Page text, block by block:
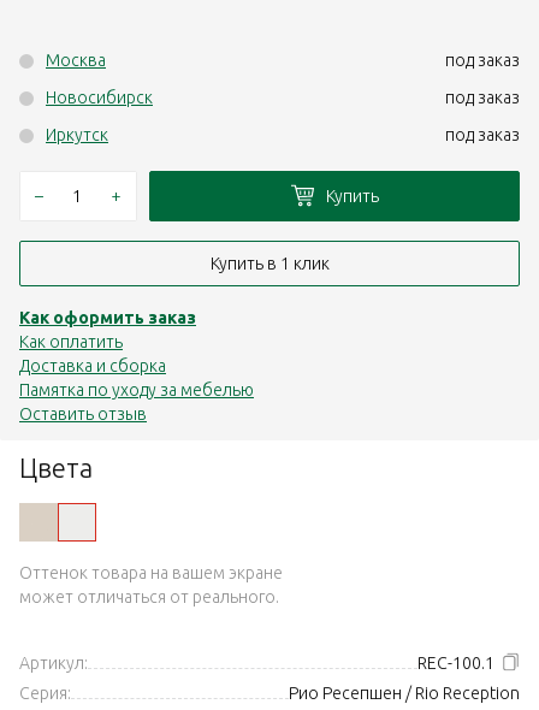
Цвета
Оттенок товара на вашем экране
может отличаться от реального.
Артикул:
REC-100.1
Серия:
Рио Ресепшен / Rio Reception
Москва
под заказ
Новосибирск
под заказ
Иркутск
под заказ
– + Купить
Купить в 1 клик
Как оформить заказ
Как оплатить
Доставка и сборка
Памятка по уходу за мебелью
Оставить отзыв